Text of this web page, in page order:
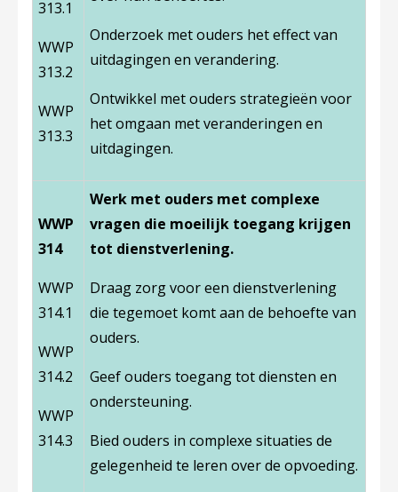
313.1
WWP
313.2
WWP
313.3
Onderzoek met ouders het effect van
uitdagingen en verandering.
Ontwikkel met ouders strategieën voor
het omgaan met veranderingen en
uitdagingen.
WWP
314
WWP
314.1
WWP
314.2
WWP
314.3
Werk met ouders met complexe
vragen die moeilijk toegang krijgen
tot dienstverlening.
Draag zorg voor een dienstverlening
die tegemoet komt aan de behoefte van
ouders.
Geef ouders toegang tot diensten en
ondersteuning.
Bied ouders in complexe situaties de
gelegenheid te leren over de opvoeding.